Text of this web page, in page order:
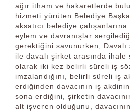
ağır itham ve hakaretlerde
hizmeti yürüten Belediye
aksatıcı belediye
eylem ve davranışlar
gerektiğini savunurken, Davalı
ile davalı şirket arasında ihale
olarak iki kez belirli süreli iş
imzalandığını, belirli süreli iş
erdiğinden davacının iş
sona erdiğini, şirketin
alt işveren olduğunu,